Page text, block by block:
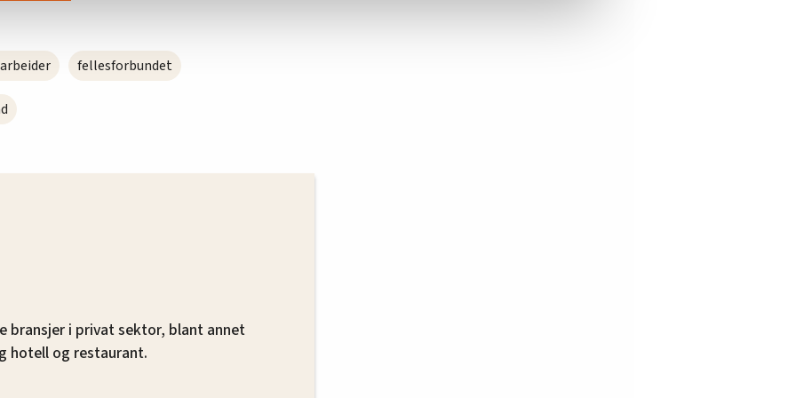
fellesforbundet
bransjer i privat sektor, blant annet
hotell og restaurant.